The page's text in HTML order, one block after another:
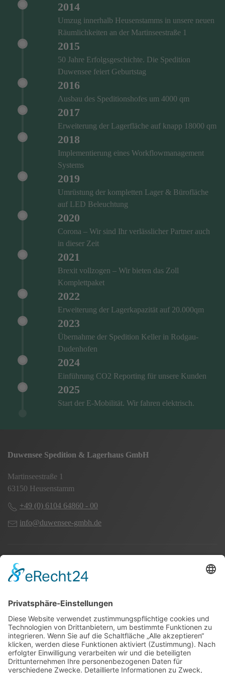
2014
Umzug innerhalb Heusenstamms in unsere neuen
Räumlichkeiten an der Martinseestraße 1
2015
50 Jahre Erfolgsgeschichte. Die Spedition
Duwensee feiert Geburtstag
2016
Ausbau des Speditionshofes um 4000 qm
2017
Erweiterung der Lagerfläche auf knapp 18000 qm
2018
Implementierung eines Workflowmanagement
Systems
2019
Umrüstung der kompletten Lager & Bürofläche
auf LED Beleuchtung
2020
Corona – Wir sind Ihr verlässlicher Partner auch
in dieser Zeit
2021
Brexit vollzogen – Wir bieten das Zoll
Komplettpaket
2022
Erweiterung der Lagerkapazität auf 20.000qm
2023
Übernahme der Spedition Keller in Rodgau-
Dudenhofen
2024
Einführung CO2 Reporting für unsere Kunden
2025
Start der E-Mobilität. Wir fahren elektrisch.
Duwensee Spedition & Lagerhaus GmbH
Martinseestraße 1
63150 Heusenstamm
+49 (0) 6104 64860 - 00
info@duwensee-gmbh.de
Spezialisten für:
Nahverkehr Transport Rhein-Main
UK-Transporte
Lagerlogistik